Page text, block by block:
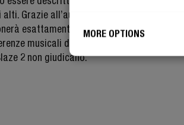
MORE OPTIONS
Grazie all’audio intenso e
esattamente come si deve,
musicali di ciascuno. Dalla
2 non giudicano.